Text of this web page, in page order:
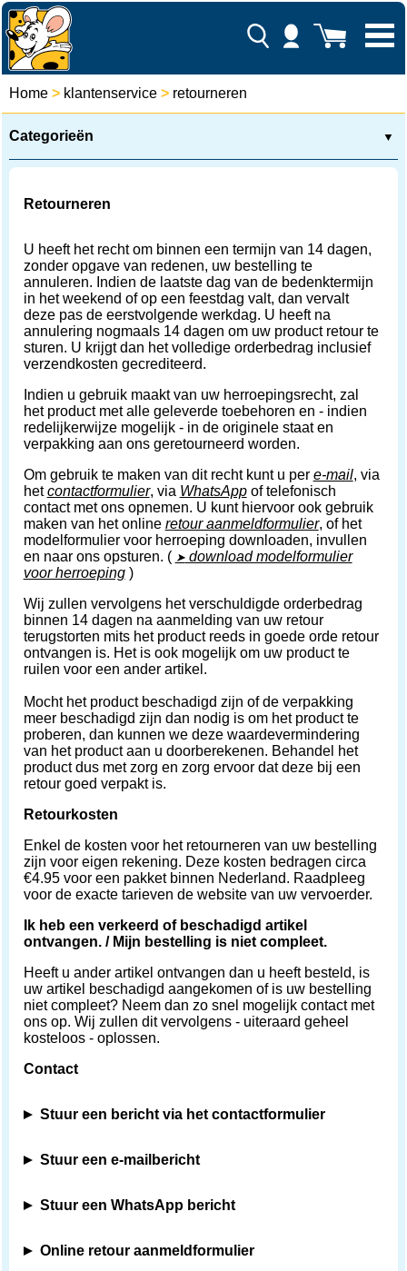
Home > klantenservice > retourneren
Categorieën ▼
Retourneren
U heeft het recht om binnen een termijn van 14 dagen,
zonder opgave van redenen, uw bestelling te
annuleren. Indien de laatste dag van de bedenktermijn
in het weekend of op een feestdag valt, dan vervalt
deze pas de eerstvolgende werkdag. U heeft na
annulering nogmaals 14 dagen om uw product retour te
sturen. U krijgt dan het volledige orderbedrag inclusief
verzendkosten gecrediteerd.
Indien u gebruik maakt van uw herroepingsrecht, zal
het product met alle geleverde toebehoren en - indien
redelijkerwijze mogelijk - in de originele staat en
verpakking aan ons geretourneerd worden.
Om gebruik te maken van dit recht kunt u per e-mail, via
hetcontactformulier, via WhatsAppof telefonisch
contact met ons opnemen. U kunt hiervoor ook gebruik
maken van het online retour aanmeldformulier, of het
modelformulier voor herroeping downloaden, invullen
en naar ons opsturen. ( ➤download modelformulier
voor herroeping)
Wij zullen vervolgens het verschuldigde orderbedrag
binnen 14 dagen na aanmelding van uw retour
terugstorten mits het product reeds in goede orde retour
ontvangen is. Het is ook mogelijk om uw product te
ruilen voor een ander artikel.
Mocht het product beschadigd zijn of de verpakking
meer beschadigd zijn dan nodig is om het product te
proberen, dan kunnen we deze waardevermindering
van het product aan u doorberekenen. Behandel het
product dus met zorg en zorg ervoor dat deze bij een
retour goed verpakt is.
Retourkosten
Enkel de kosten voor het retourneren van uw bestelling
zijn voor eigen rekening. Deze kosten bedragen circa
€4.95 voor een pakket binnen Nederland. Raadpleeg
voor de exacte tarieven de website van uw vervoerder.
Ik heb een verkeerd of beschadigd artikel
ontvangen. / Mijn bestelling is niet compleet.
Heeft u ander artikel ontvangen dan u heeft besteld, is
uw artikel beschadigd aangekomen of is uw bestelling
niet compleet? Neem dan zo snel mogelijk contact met
ons op. Wij zullen dit vervolgens - uiteraard geheel
kosteloos - oplossen.
Contact
Stuur een bericht via het contactformulier
Stuur een e-mailbericht
Stuur een WhatsApp bericht
Online retour aanmeldformulier